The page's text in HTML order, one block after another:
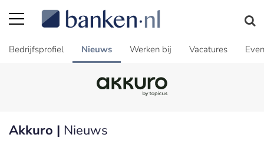
Bedrijfsprofiel Nieuws Werken bij Vacatures
Akkuro | Nieuws